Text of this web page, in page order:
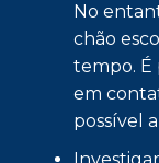
No
chão
tempo. É
em
possível